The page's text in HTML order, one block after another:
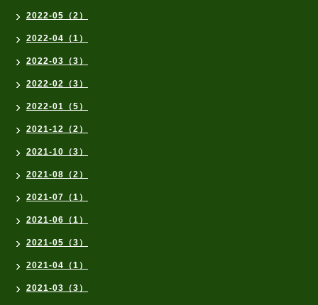
2022-05（2）
2022-04（1）
2022-03（3）
2022-02（3）
2022-01（5）
2021-12（2）
2021-10（3）
2021-08（2）
2021-07（1）
2021-06（1）
2021-05（3）
2021-04（1）
2021-03（3）